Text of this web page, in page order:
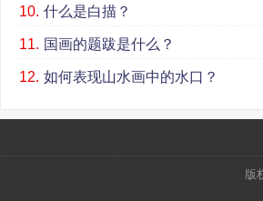
10. 什么是白描？
11. 国画的题跋是什么？
12. 如何表现山水画中的水口？
版